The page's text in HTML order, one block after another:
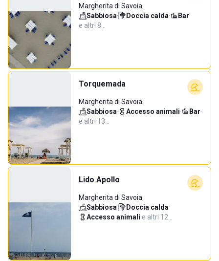
Margherita di Savoia
Sabbiosa· Doccia calda· Bar·
e altri 8…
Torquemada
Margherita di Savoia
Sabbiosa· Accesso animali· Bar·
e altri 13…
Lido Apollo
Margherita di Savoia
Sabbiosa· Doccia calda·
Accesso animali·e altri 12…